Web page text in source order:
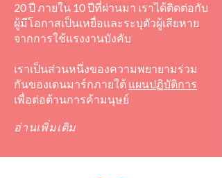
20 ปี ภายใน 10 ปีที่ผ่านมา เราได้ติดต่อกับ
ผู้มีโอกาสเป็นเหยื่อและระบุตัวผู้เสียหาย
จากการใช้แรงงานบังคับ
เราเป็นส่วนหนึ่งของความพยายามร่วม
กันของเดนมาร์กภายใต้ แผนปฏิบัติการ
เพื่อต่อต้านการค้ามนุษย์
อ่านเพิ่มเติม